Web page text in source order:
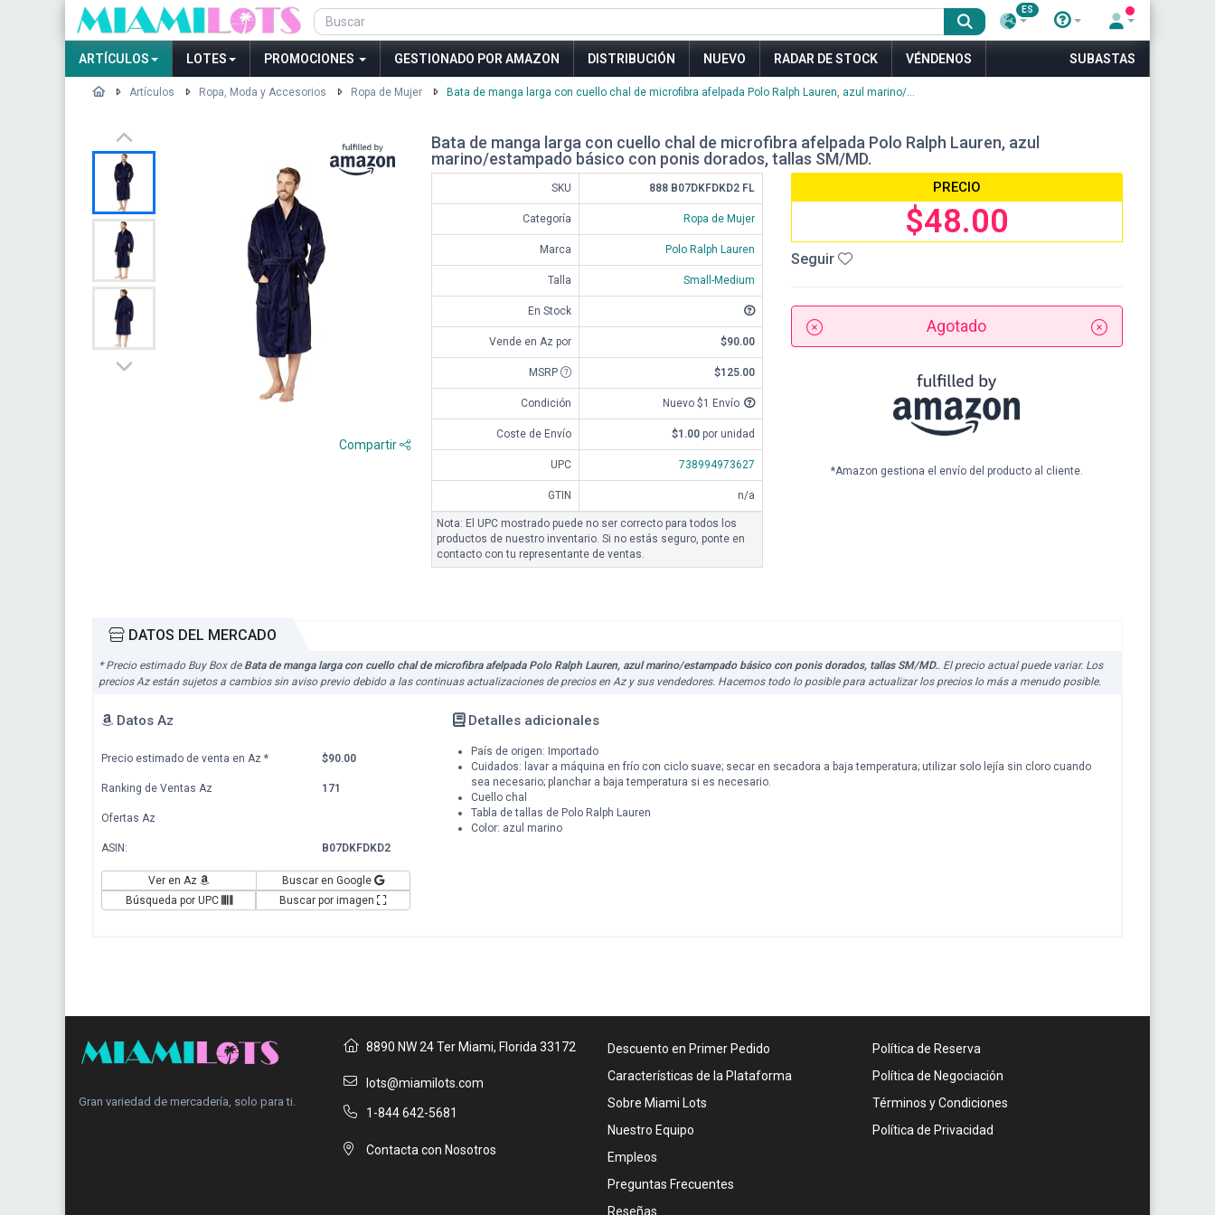
ES
ARTÍCULOS LOTES PROMOCIONES GESTIONADO POR AMAZON DISTRIBUCIÓN NUEVO RADAR DE STOCK VÉNDENOS SUBASTAS
Artículos Ropa, Moda y Accesorios Ropa de Mujer Bata de manga larga con cuello chal de microfibra afelpada Polo Ralph Lauren, azul marino/...
Compartir
Bata de manga larga con cuello chal de microfibra afelpada Polo Ralph Lauren, azul
marino/estampado básico con ponis dorados, tallas SM/MD.
SKU 888 B07DKFDKD2 FL
Categoría Ropa de Mujer
Marca Polo Ralph Lauren
Talla Small-Medium
En Stock
Vende en Az por $90.00
MSRP $125.00
Condición Nuevo $1 Envío
Coste de Envío $1.00 por unidad
UPC 738994973627
GTIN n/a
Nota: El UPC mostrado puede no ser correcto para todos los
productos de nuestro inventario. Si no estás seguro, ponte en
contacto con tu representante de ventas.
PRECIO
$48.00
Seguir
Agotado
*Amazon gestiona el envío del producto al cliente.
DATOS DEL MERCADO
* Precio estimado Buy Box de Bata de manga larga con cuello chal de microfibra afelpada Polo Ralph Lauren, azul marino/estampado básico con ponis dorados, tallas SM/MD.. El precio actual puede variar. Los
precios Az están sujetos a cambios sin aviso previo debido a las continuas actualizaciones de precios en Az y sus vendedores. Hacemos todo lo posible para actualizar los precios lo más a menudo posible.
Datos Az
Precio estimado de venta en Az * $90.00
Ranking de Ventas Az 171
Ofertas Az
ASIN: B07DKFDKD2
Ver en Az
Buscar en Google
Búsqueda por UPC
Buscar por imagen
Detalles adicionales
País de origen: Importado
Cuidados: lavar a máquina en frío con ciclo suave; secar en secadora a baja temperatura; utilizar solo lejía sin cloro cuando
sea necesario; planchar a baja temperatura si es necesario.
Cuello chal
Tabla de tallas de Polo Ralph Lauren
Color: azul marino
Gran variedad de mercadería, solo para ti.
8890 NW 24 Ter Miami, Florida 33172
lots@miamilots.com
1-844 642-5681
Contacta con Nosotros
Descuento en Primer Pedido
Características de la Plataforma
Sobre Miami Lots
Nuestro Equipo
Empleos
Preguntas Frecuentes
Reseñas
Política de Reserva
Política de Negociación
Términos y Condiciones
Política de Privacidad